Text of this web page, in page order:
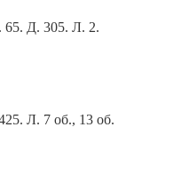
Д. 305. Л. 2.
Л. 7 об., 13 об.